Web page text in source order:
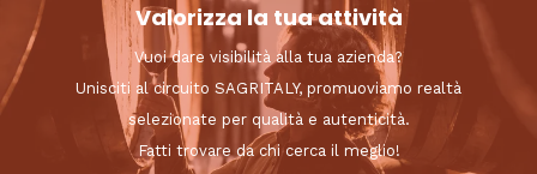
Valorizza la tua attività
Vuoi dare visibilità alla tua azienda?
Unisciti al circuito SAGRITALY, promuoviamo realtà
selezionate per qualità e autenticità.
Fatti trovare da chi cerca il meglio!